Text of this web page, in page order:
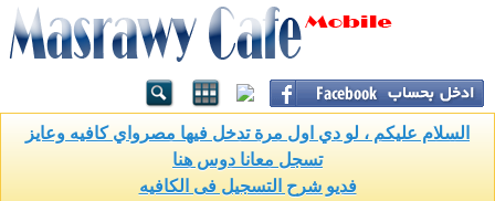
السلام عليكم ، لو دي اول مرة تدخل فيها مصرواي كافيه وعايز
تسجل معانا دوس هنا
فديو شرح التسجيل فى الكافيه